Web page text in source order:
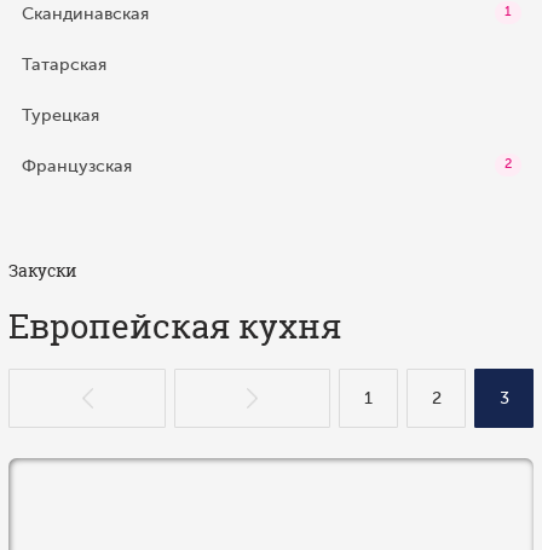
Скандинавская 1
Татарская
Турецкая
Французская 2
Закуски
Европейская кухня
1 2 3